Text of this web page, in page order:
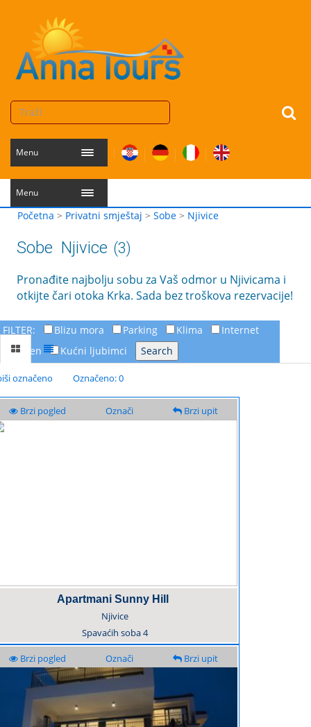
Menu
Menu
Početna > Privatni smještaj > Sobe > Njivice
Sobe Njivice (3)
Pronađite najbolju sobu za Vaš odmor u Njivicama i
otkijte čari otoka Krka. Sada bez troškova rezervacije!
FILTER: Blizu mora Parking Klima
Internet
Bazen
Kućni ljubimci
označeno Označeno: 0
Brzi pogled Označi Brzi upit
Apartmani Sunny Hill
Njivice
Spavaćih soba4
Brzi pogled Označi Brzi upit